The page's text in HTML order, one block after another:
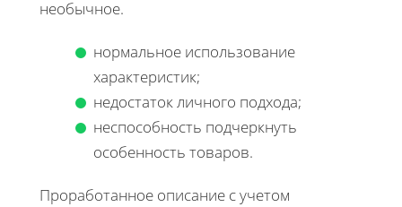
необычное.
нормальное использование
характеристик;
недостаток личного подхода;
неспособность подчеркнуть
особенность товаров.
Проработанное описание с учетом